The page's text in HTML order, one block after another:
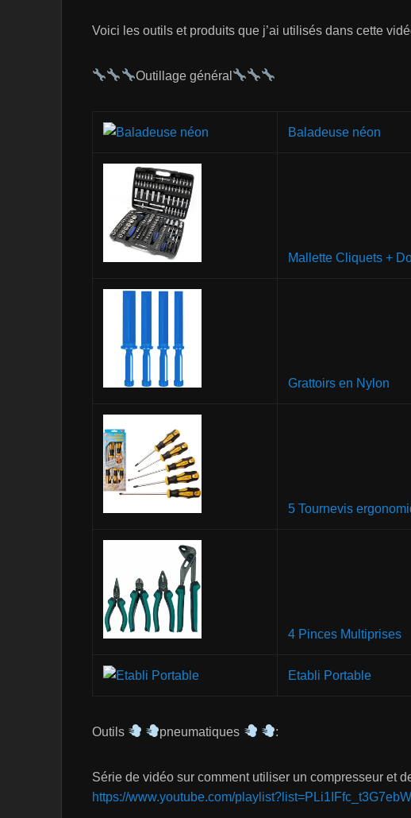
Voici les outils et produits que j’ai utilisés dans cette
Outillage général
Baladeuse néon
Mallette Cliquets +
Grattoirs en Nylon
5 Tournevis
4 Pinces Multiprises
Etabli Portable
Outils pneumatiques :
Série de vidéo sur comment utiliser un compresseur et
https://www.youtube.com/